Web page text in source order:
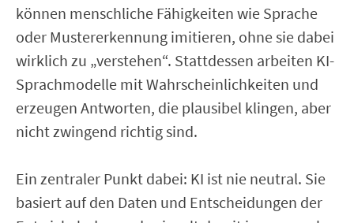
können menschliche Fähigkeiten wie Sprache
oder Mustererkennung imitieren, ohne sie dabei
wirklich zu „verstehen“. Stattdessen arbeiten KI-
Sprachmodelle mit Wahrscheinlichkeiten und
erzeugen Antworten, die plausibel klingen, aber
nicht zwingend richtig sind.
Ein zentraler Punkt dabei: KI ist nie neutral. Sie
basiert auf den Daten und Entscheidungen der